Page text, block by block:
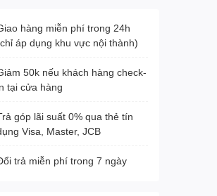
hàng miễn phí trong 24h
áp dụng khu vực nội thành)
50k nếu khách hàng check-
tại cửa hàng
góp lãi suất 0% qua thẻ tín
Visa, Master, JCB
trả miễn phí trong 7 ngày